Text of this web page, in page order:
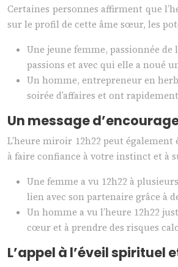
Certaines personnes affirment que
sur le profil de cette âme sœur, les
Une jeune femme, passionnée
passions et avec qui elle a noué
Un homme, entrepreneur en
soirée d’affaires et ont
Un message
L’heure miroir 12h22 peut
à faire confiance à votre instinct et à
Une femme a vu 12h22 à
lien avec son partenaire grâce à
Un homme a vu l’heure 12h22
cœur et à prendre des risques
L’appel à l’éveil spirituel